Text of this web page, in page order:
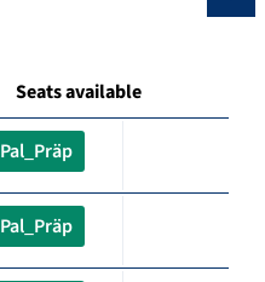
Seats available
Pal_Präp
Pal_Präp